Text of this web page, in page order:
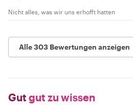
Nicht alles, was wir uns erhofft hatten
Alle 303 Bewertungen anzeigen
Gut gut zu wissen